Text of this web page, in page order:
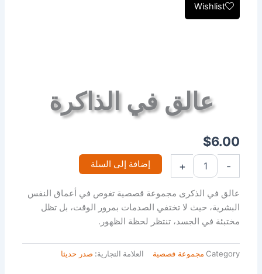
Wishlist
عالق في الذاكرة
$6.00
-
+ إضافة إلى السلة
عالق في الذكرى مجموعة قصصية تغوص في أعماق النفس
البشرية، حيث لا تختفي الصدمات بمرور الوقت، بل تظل
مختبئة في الجسد، تنتظر لحظة الظهور.
Category مجموعة قصصية العلامة التجارية: صدر حديثا